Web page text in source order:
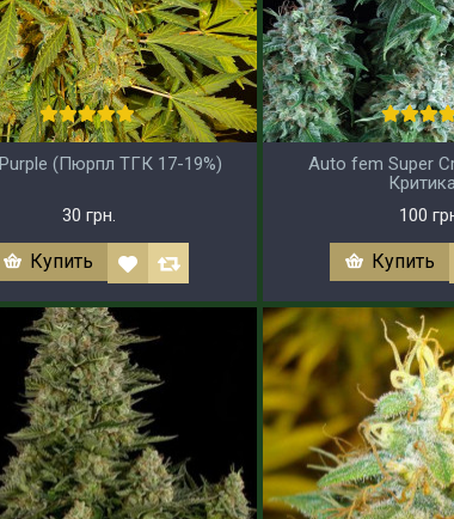
(Пюрпл ТГК 17-19%)
30 грн.
Купить
Auto fem Super
100
Купить